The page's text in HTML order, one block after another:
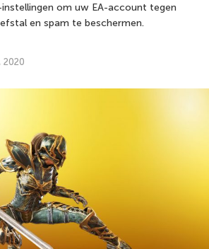
om uw EA-account tegen
en spam te beschermen.
2020